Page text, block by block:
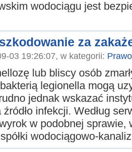
wodociągu jest
za
03 19:26:07, w kategorii: Prawo
lub bliscy osób
legionella mogą
jednak wskazać
infekcji. Według
w podobnej sprawie,
wodociągowo-